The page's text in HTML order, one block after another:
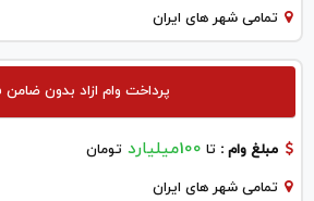
تمامی شهر های ایران
پرداخت وام ازاد بدون
مبلغ وام : تا 100میلیارد تومان
تمامی شهر های ایران